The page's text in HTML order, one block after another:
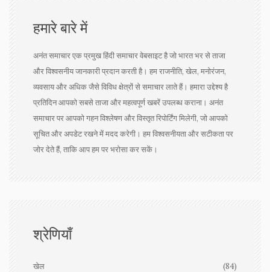
हमारे बारे में
अनंत समाचार एक प्रमुख हिंदी समाचार वेबसाइट है जो भारत भर से ताजा
और विश्वसनीय जानकारी प्रदान करती है। हम राजनीति, खेल, मनोरंजन,
व्यवसाय और अधिक जैसे विविध क्षेत्रों से समाचार लाते हैं। हमारा उद्देश्य है
प्रतिदिन आपको सबसे ताजा और महत्वपूर्ण खबरें उपलब्ध कराना। अनंत
समाचार पर आपको गहन विश्लेषण और विस्तृत रिपोर्टिंग मिलेगी, जो आपको
सूचित और अपडेट रखने में मदद करेगी। हम विश्वसनीयता और सटीकता पर
जोर देते हैं, ताकि आप हम पर भरोसा कर सकें।
श्रेणियाँ
खेल (84)